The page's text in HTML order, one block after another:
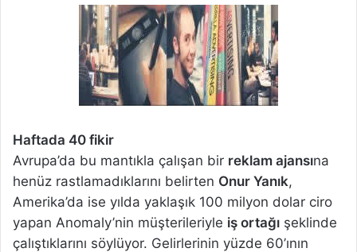
Haftada 40 fikir
Avrupa’da bu mantıkla çalışan bir reklam ajansına
henüz rastlamadıklarını belirten Onur Yanık,
Amerika’da ise yılda yaklaşık 100 milyon dolar ciro
yapan Anomaly’nin müşterileriyle iş ortağı şeklinde
çalıştıklarını söylüyor. Gelirlerinin yüzde 60’ının